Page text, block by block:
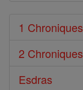
1 Chroniques
2 Chroniques
Esdras